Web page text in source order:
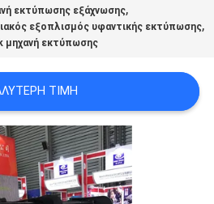
εκτύπωσης εξάχνωσης,
εξοπλισμός υφαντικής εκτύπωσης,
μηχανή εκτύπωσης
ΤΙΜΉ